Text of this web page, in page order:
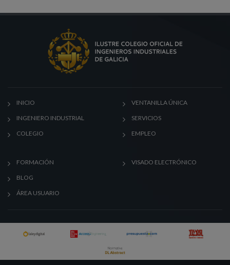
INICIO
INGENIERO INDUSTRIAL
COLEGIO
VENTANILLA ÚNICA
SERVICIOS
EMPLEO
FORMACIÓN
BLOG
ÁREA USUARIO
VISADO ELECTRÓNICO